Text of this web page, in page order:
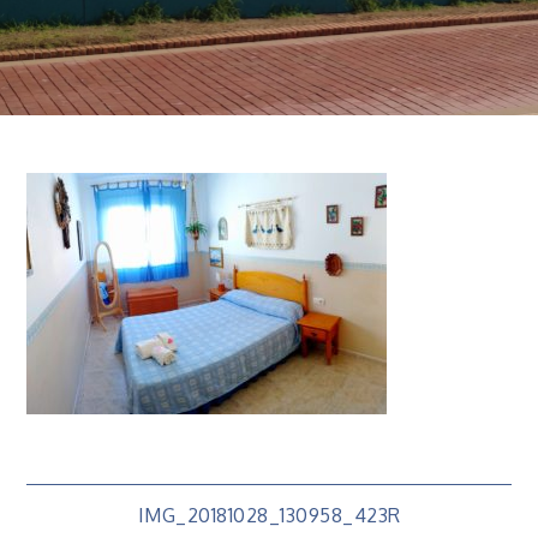
IMG_20181028_130958_423R